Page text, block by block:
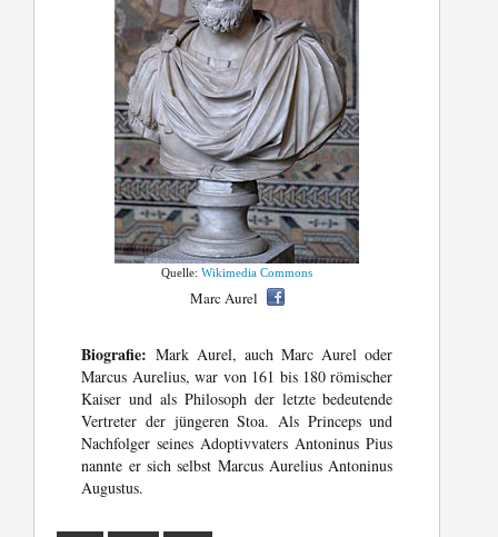
Quelle:Wikimedia Commons
Marc Aurel
Biografie: Mark Aurel, auch Marc Aurel oder
Marcus Aurelius, war von 161 bis 180 römischer
Kaiser und als Philosoph der letzte bedeutende
Vertreter der jüngeren Stoa. Als Princeps und
Nachfolger seines Adoptivvaters Antoninus Pius
nannte er sich selbst Marcus Aurelius Antoninus
Augustus.